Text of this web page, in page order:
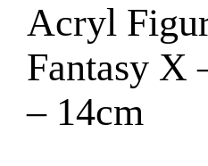
e
Acryl
Fantasy X
– 14cm